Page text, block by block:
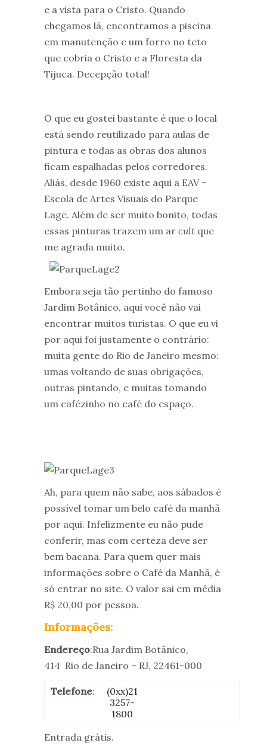
e a vista para o Cristo. Quando
chegamos lá, encontramos a piscina
em manutenção e um forro no teto
que cobria o Cristo e a Floresta da
Tijuca. Decepção total!
O que eu gostei bastante é que o local
está sendo reutilizado para aulas de
pintura e todas as obras dos alunos
ficam espalhadas pelos corredores.
Aliás, desde 1960 existe aqui a EAV –
Escola de Artes Visuais do Parque
Lage. Além de ser muito bonito, todas
essas pinturas trazem um ar cult que
me agrada muito.
Embora seja tão pertinho do famoso
Jardim Botânico, aqui você não vai
encontrar muitos turistas. O que eu vi
por aqui foi justamente o contrário:
muita gente do Rio de Janeiro mesmo:
umas voltando de suas obrigações,
outras pintando, e muitas tomando
um cafézinho no café do espaço.
Ah, para quem não sabe, aos sábados é
possível tomar um belo café da manhã
por aqui. Infelizmente eu não pude
conferir, mas com certeza deve ser
bem bacana. Para quem quer mais
informações sobre o Café da Manhã, é
só entrar no site. O valor sai em média
R$ 20,00 por pessoa.
Informações:
Endereço:Rua Jardim Botânico,
414 Rio de Janeiro – RJ, 22461-000
Telefone:
(0xx)21
3257-
1800
Entrada grátis.